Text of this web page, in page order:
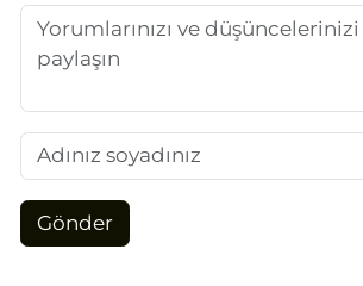
Gönder